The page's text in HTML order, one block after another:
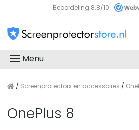
Beoordeling 8.8/10
Menu
/ Screenprotectors en accessoires /
OnePlus 8